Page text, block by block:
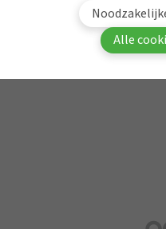
Aanmelden
Alle